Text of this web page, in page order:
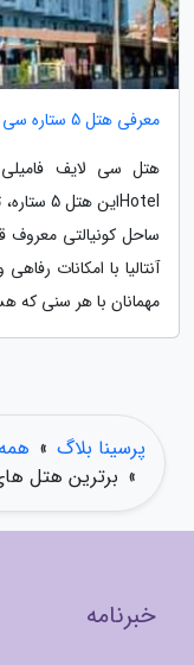
معرفی هتل 5 ستاره سی لایف فامیلی در آنتالیا
ساحل کونیالتی معروف
آنتالیا با امکانات
مهمانان با هر سنی که
پرسینا بلاگ »
» برترین هتل های 5 ستاره
خبرنامه